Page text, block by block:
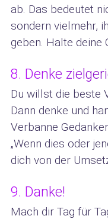
ab. Das bedeutet
sondern vielmehr,
geben. Halte deine
8. Denke
Du willst die beste
Dann denke und
Verbanne
„Wenn dies oder
dich von der
9. Danke!
Mach dir Tag für